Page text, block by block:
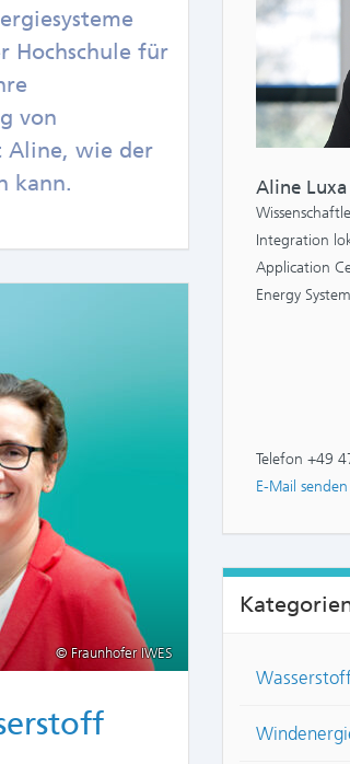
Hochschule für
von
Aline, wie der
kann.
© Fraunhofer IWES
Aline Luxa
Integration
Application
Energy
Telefon +49
E-Mail senden